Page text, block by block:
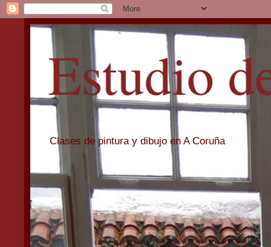
Estudio
Clases de pintura y dibujo en A Coruña